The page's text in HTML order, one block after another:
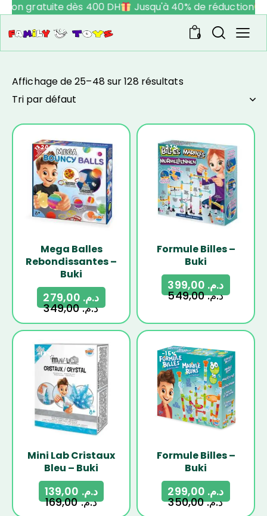
gratuite dès 400 DH Jusqu'à 40% de réduction
0
Affichage de 25–48 sur 128 résultats
-20%
Mega Balles
Rebondissantes –
Buki
د.م.349,00
د.م.
-27%
Formule Billes –
Buki
د.م.549,00
د.م.
-18%
Mini Lab Cristaux
Bleu – Buki
د.م.169,00
د.م.
-15%
Formule Billes –
Buki
د.م.350,00
د.م.